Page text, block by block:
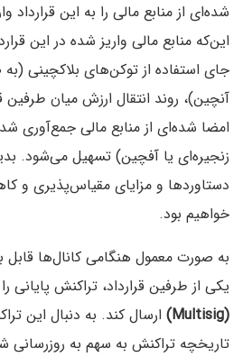
شده‌ای از منابع مالی را به این
این‌که منابع مالی واریز شده در این
جای استفاده از توکن‌های بلاکچینی
آنچین‌)‌، روند انتقال ارزش میان طرفین
امضا شده‌ای از منابع مالی جمع‌آوری
زنجیره‌ای یا آفچین‌) تسهیل می‌شود.
دستاورد‌ها و مزایای مقیاس‌پذیری و
خواهیم بود.
به صورت معمول هنگامی کانال‌ها
یکی از طرفین قرارداد‌، تراکنش پایانی
(Multisig‌)
ارسال کند. به دنبال این
تاریخچه تراکنش به سهم به روزرسانی